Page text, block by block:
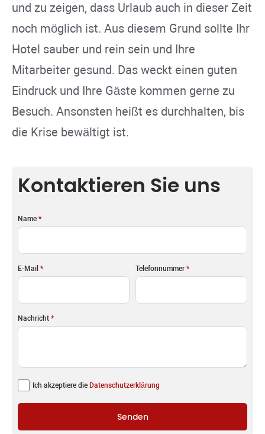
und zu zeigen, dass Urlaub auch in dieser Zeit
noch möglich ist. Aus diesem Grund sollte Ihr
Hotel sauber und rein sein und Ihre
Mitarbeiter gesund. Das weckt einen guten
Eindruck und Ihre Gäste kommen gerne zu
Besuch. Ansonsten heißt es durchhalten, bis
die Krise bewältigt ist.
Kontaktieren Sie uns
Name *
E-Mail * Telefonnummer *
Nachricht *
Ich akzeptiere die Datenschutzerklärung
Senden